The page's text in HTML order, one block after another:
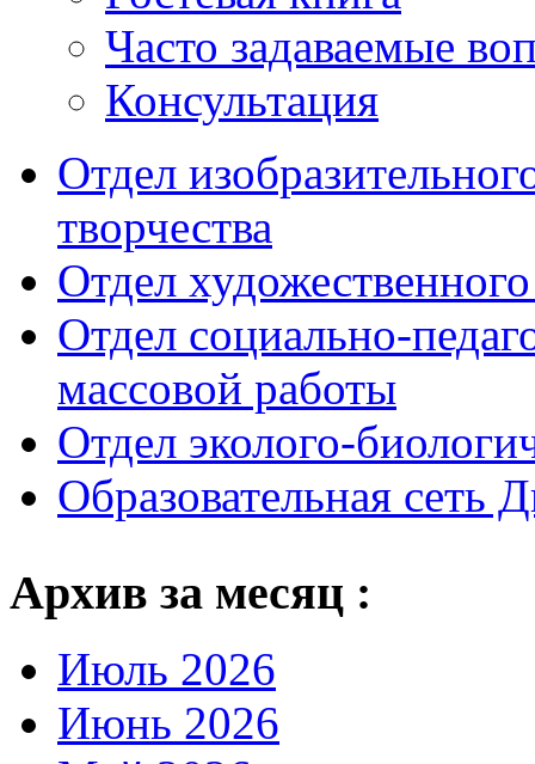
Часто задаваемые
Консультация
Отдел
творчества
Отдел
Отдел социально-
массовой работы
Отдел эколого-
Образовательная сеть
Архив за месяц :
Июль 2026
Июнь 2026